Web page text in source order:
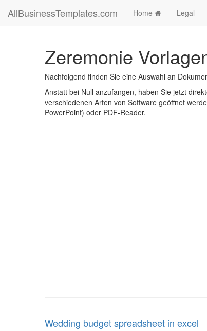
AllBusinessTemplates.com Home Legal
Zeremonie
Nachfolgend finden Sie eine Auswahl an
Anstatt bei Null anzufangen, haben Sie jetzt
verschiedenen Arten von Software geöffnet
PowerPoint) oder PDF-Reader.
Wedding budget spreadsheet in excel